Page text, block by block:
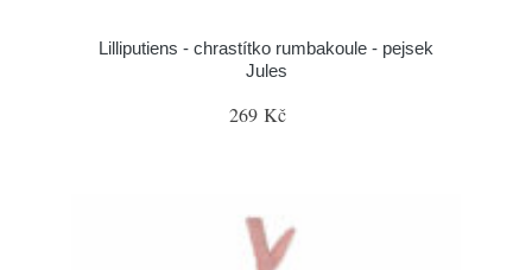
Lilliputiens - chrastítko rumbakoule - pejsek
Jules
269 Kč